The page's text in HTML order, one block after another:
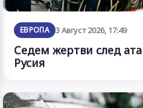
ЕВРОПА 3 Август 2026, 17:49
Седем жертви след
Русия